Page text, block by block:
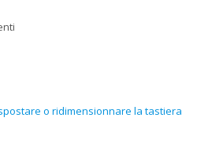
o ridimensionnare la tastiera